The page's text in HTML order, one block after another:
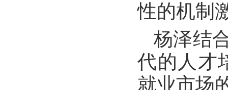
性的机制
杨泽结
代的人才
就业市场